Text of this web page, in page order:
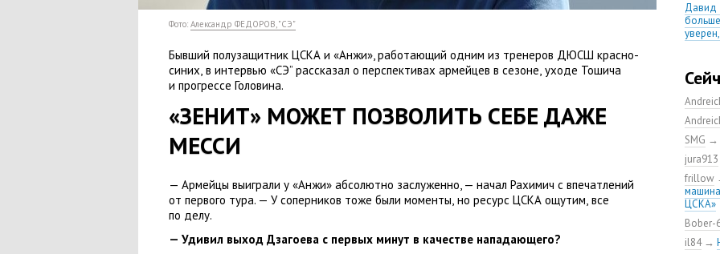
Фото: Александр ФЕДОРОВ, "СЭ"
Бывший полузащитник ЦСКА и «Анжи», работающий одним из тренеров ДЮСШ красно-
синих, в интервью «СЭ” рассказал о перспективах армейцев в сезоне, уходе Тошича
и прогрессе Головина.
«ЗЕНИТ» МОЖЕТ ПОЗВОЛИТЬ СЕБЕ ДАЖЕ
МЕССИ
— Армейцы выиграли у «Анжи» абсолютно заслуженно, — начал Рахимич с впечатлений
от первого тура. — У соперников тоже были моменты, но ресурс ЦСКА ощутим, все
по делу.
— Удивил выход Дзагоева с первых минут в качестве нападающего?
Давид
на
но
мяча»
SMG →
jura913
frillow
ЦСКА»
Bober-
il84→